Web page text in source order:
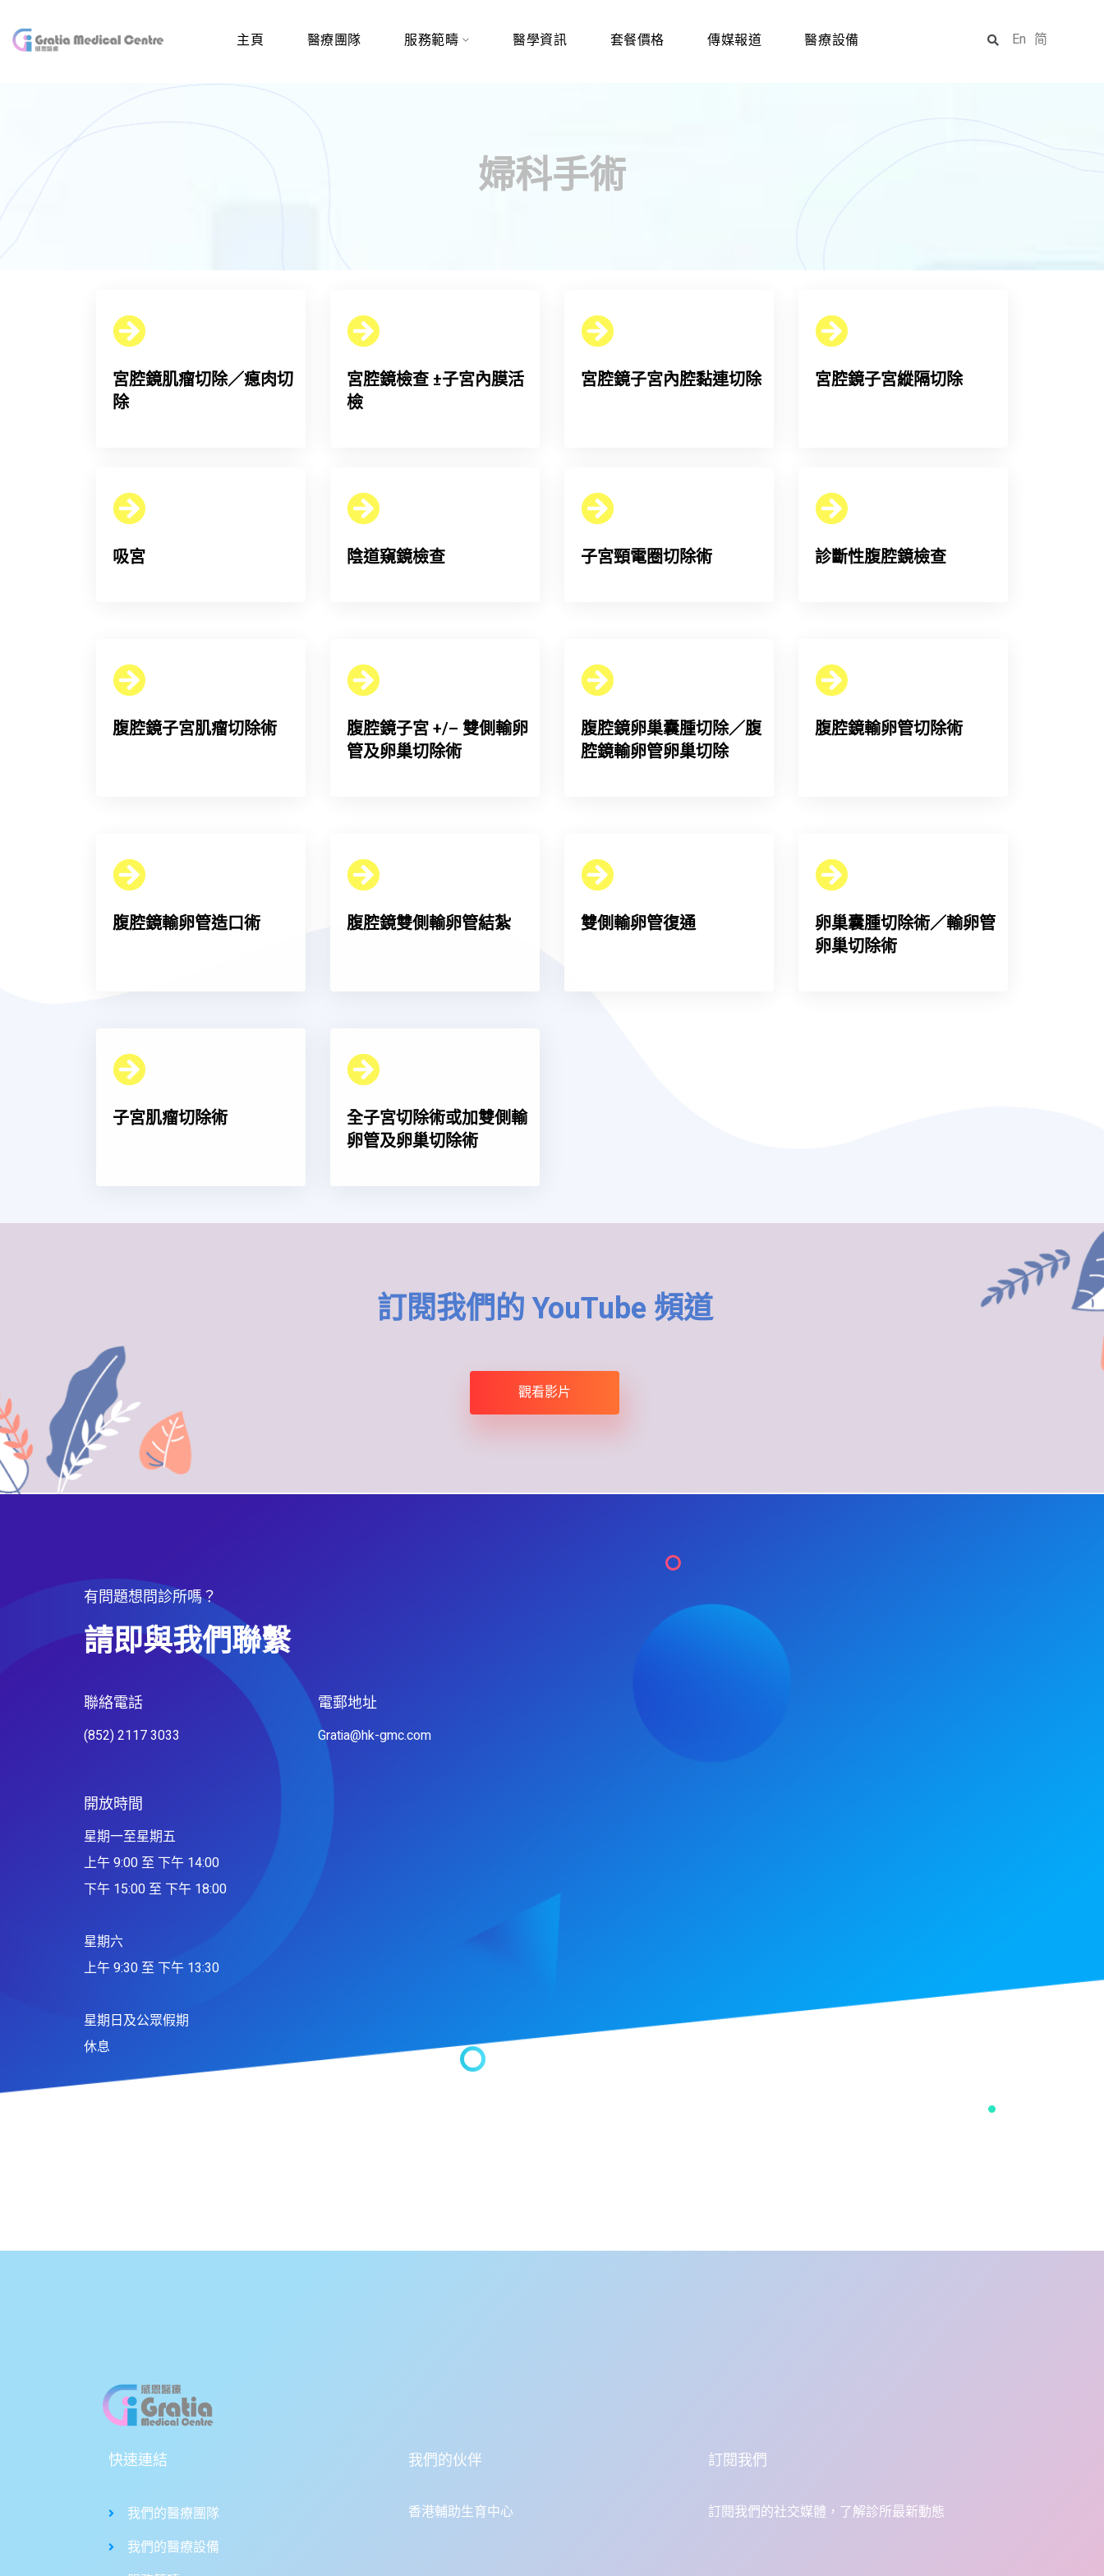
主頁 醫療團隊 服務範疇 醫學資訊 套餐價格 傳媒報道 醫療設備 En 简
婦科手術
宮腔鏡肌瘤切除／瘜肉切
除
宮腔鏡檢查 ±子宮內膜活
檢
宮腔鏡子宮內腔黏連切除 宮腔鏡子宮縱隔切除
吸宮 陰道窺鏡檢查 子宮頸電圈切除術 診斷性腹腔鏡檢查
腹腔鏡子宮肌瘤切除術
腹腔鏡子宮 +/– 雙側輸卵
管及卵巢切除術
腹腔鏡卵巢囊腫切除／腹
腔鏡輸卵管卵巢切除
腹腔鏡輸卵管切除術
腹腔鏡輸卵管造口術 腹腔鏡雙側輸卵管結紮 雙側輸卵管復通
卵巢囊腫切除術／輸卵管
卵巢切除術
子宮肌瘤切除術
全子宮切除術或加雙側輸
卵管及卵巢切除術
訂閱我們的 YouTube 頻道
觀看影片
有問題想問診所嗎？
請即與我們聯繫
聯絡電話​
(852) 2117 3033
電郵地址
Gratia@hk-gmc.com
開放時間
星期一至星期五
上午 9:00 至 下午 14:00
下午 15:00 至 下午 18:00
星期六
上午 9:30 至 下午 13:30
星期日及公眾假期
休息
快速連結
我們的醫療團隊
我們的醫療設備
我們的伙伴
香港輔助生育中心
訂閱我們
訂閱我們的社交媒體，了解診所最新動態